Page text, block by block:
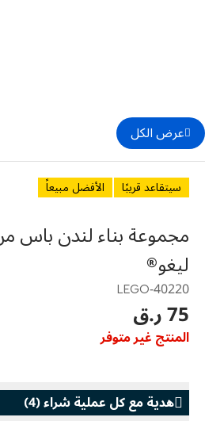
عرض الكل
سيتقاعد قريبًا الأفضل مبيعاً
مجموعة بناء لندن باس من
ليغو®
40220-LEGO
75 ر.ق
المنتج غير متوفر
هدية مع كل عملية شراء(
4
)